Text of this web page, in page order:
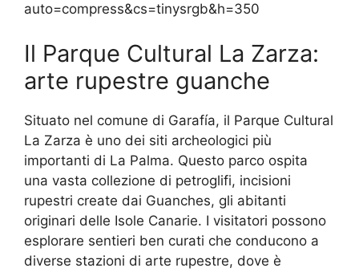
auto=compress&cs=tinysrgb&h=350
Il Parque Cultural La Zarza:
arte rupestre guanche
Situato nel comune di Garafía, il Parque Cultural
La Zarza è uno dei siti archeologici più
importanti di La Palma. Questo parco ospita
una vasta collezione di petroglifi, incisioni
rupestri create dai Guanches, gli abitanti
originari delle Isole Canarie. I visitatori possono
esplorare sentieri ben curati che conducono a
diverse stazioni di arte rupestre, dove è